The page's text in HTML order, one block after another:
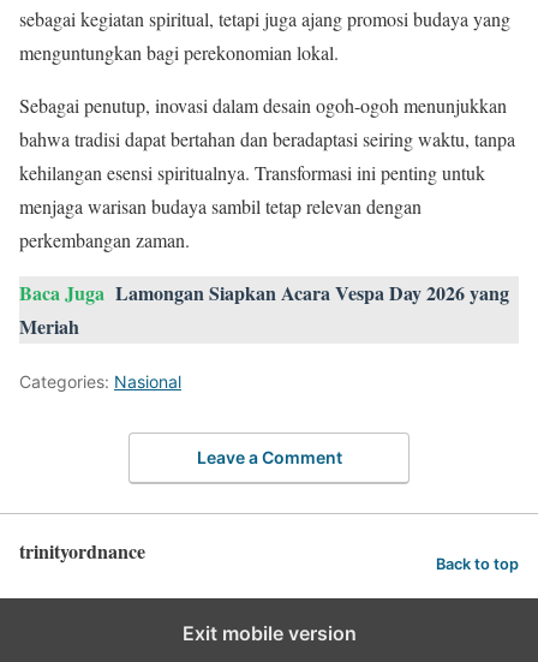
sebagai kegiatan spiritual, tetapi juga ajang promosi budaya yang
menguntungkan bagi perekonomian lokal.
Sebagai penutup, inovasi dalam desain ogoh-ogoh menunjukkan
bahwa tradisi dapat bertahan dan beradaptasi seiring waktu, tanpa
kehilangan esensi spiritualnya. Transformasi ini penting untuk
menjaga warisan budaya sambil tetap relevan dengan
perkembangan zaman.
Baca Juga Lamongan Siapkan Acara Vespa Day 2026 yang
Meriah
Categories: Nasional
Leave a Comment
trinityordnance Back to top
Exit mobile version